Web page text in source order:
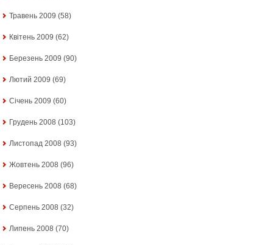
Травень 2009 (58)
Квітень 2009 (62)
Березень 2009 (90)
Лютий 2009 (69)
Січень 2009 (60)
Грудень 2008 (103)
Листопад 2008 (93)
Жовтень 2008 (96)
Вересень 2008 (68)
Серпень 2008 (32)
Липень 2008 (70)